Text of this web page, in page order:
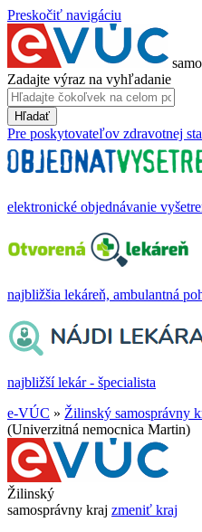
Preskočiť navigáciu
Zadajte výraz na vyhľadanie
Hľadať
Pre poskytovateľov zdravotnej
elektronické objednávanie
najbližšia lekáreň, ambulantná
najbližší lekár - špecialista
e-VÚC » Žilinský samosprávny
(Univerzitná nemocnica Martin)
Žilinský
samosprávny kraj zmeniť kraj